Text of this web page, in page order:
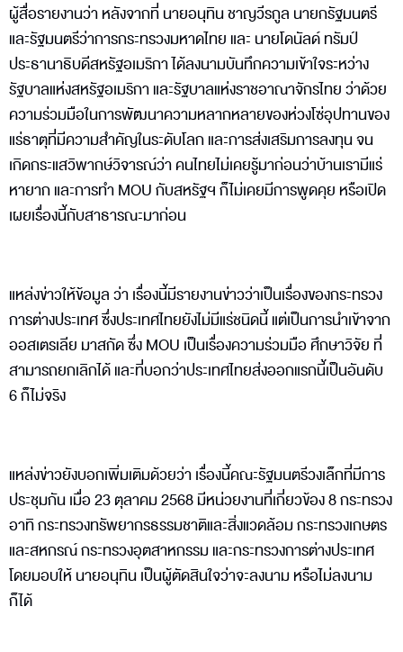
ผู้สื่อรายงานว่า หลังจากที่ นายอนุทิน ชาญวีรกูล นายกรัฐมนตรี
และรัฐมนตรีว่าการกระทรวงมหาดไทย และ นายโดนัลด์ ทรัมป์
ประธานาธิบดีสหรัฐอเมริกา ได้ลงนามบันทึกความเข้าใจระหว่าง
รัฐบาลแห่งสหรัฐอเมริกา และรัฐบาลแห่งราชอาณาจักรไทย ว่าด้วย
ความร่วมมือในการพัฒนาความหลากหลายของห่วงโซ่อุปทานของ
แร่ธาตุที่มีความสำคัญในระดับโลก และการส่งเสริมการลงทุน จน
เกิดกระแสวิพากษ์วิจารณ์ว่า คนไทยไม่เคยรู้มาก่อนว่าบ้านเรามีแร่
หายาก และการทำ MOU กับสหรัฐฯ ก็ไม่เคยมีการพูดคุย หรือเปิด
เผยเรื่องนี้กับสาธารณะมาก่อน
แหล่งข่าวให้ข้อมูล ว่า เรื่องนี้มีรายงานข่าวว่าเป็นเรื่องของกระทรวง
การต่างประเทศ ซึ่งประเทศไทยยังไม่มีแร่ชนิดนี้ แต่เป็นการนำเข้าจาก
ออสเตรเลีย มาสกัด ซึ่ง MOU เป็นเรื่องความร่วมมือ ศึกษาวิจัย ที่
สามารถยกเลิกได้ และที่บอกว่าประเทศไทยส่งออกแรกนี้เป็นอันดับ
6 ก็ไม่จริง
แหล่งข่าวยังบอกเพิ่มเติมด้วยว่า เรื่องนี้คณะรัฐมนตรีวงเล็กที่มีการ
ประชุมกัน เมื่อ 23 ตุลาคม 2568 มีหน่วยงานที่เกี่ยวข้อง 8 กระทรวง
อาทิ กระทรวงทรัพยากรธรรมชาติและสิ่งแวดล้อม กระทรวงเกษตร
และสหกรณ์ กระทรวงอุตสาหกรรม และกระทรวงการต่างประเทศ
โดยมอบให้ นายอนุทิน เป็นผู้ตัดสินใจว่าจะลงนาม หรือไม่ลงนาม
ก็ได้